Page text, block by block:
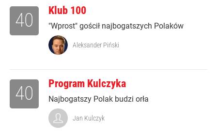
Klub 100
"Wprost" gościł najbogatszych Polaków
40
Aleksander Piński
Program Kulczyka
Najbogatszy Polak budzi orła
40
Jan Kulczyk